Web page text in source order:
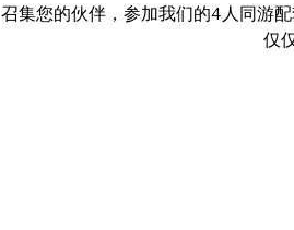
召集您的伙伴，参加我们的4人同游
仅